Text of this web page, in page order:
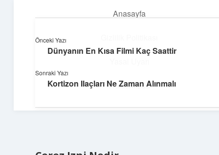
Anasayfa
Hakkımızda
Yumuşak Teknoloji Rehberi
Dijital dünyada huzurlu bir yolculuk!
Önceki Yazı
Dünyanın En Kısa Filmi Kaç Saattir
Sonraki Yazı
Kortizon Ilaçları Ne Zaman Alınmalı